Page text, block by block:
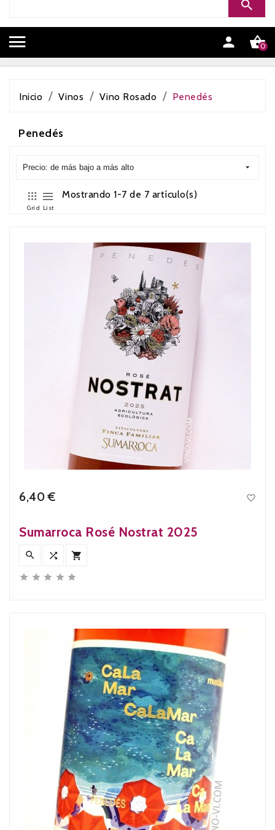
 
0
Inicio Vinos Vino Rosado Penedés
Penedés
Precio: de más bajo a más alto
Grid List
Mostrando 1-7 de 7 artículo(s)
6,40 € 
Sumarroca Rosé Nostrat 2025
  
    